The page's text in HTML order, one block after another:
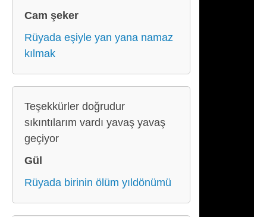
Cam şeker
Rüyada eşiyle yan yana namaz
kılmak
Teşekkürler doğrudur
sıkıntılarım vardı yavaş yavaş
geçiyor
Gül
Rüyada birinin ölüm yıldönümü